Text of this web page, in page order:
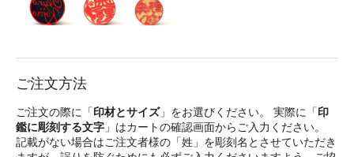
ご注文方法
ご注文の際に「印材とサイズ」をお選びください。 実際に「印
鑑に彫刻する文字 」はカートの確認画面からご入力ください。
記載がない場合はご注文者様の「姓」を彫刻名とさせていただき